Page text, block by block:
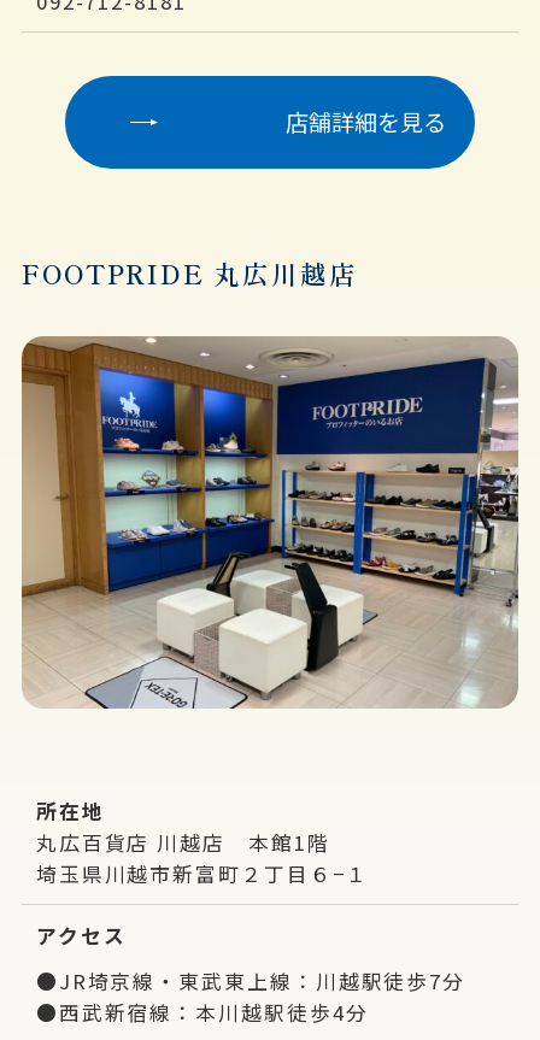
店舗詳細を見る
FOOTPRIDE 丸広川越店
所在地
丸広百貨店 川越店 本館1階
埼玉県川越市新富町２丁目６−１
アクセス
●JR埼京線・東武東上線：川越駅徒歩7分
●西武新宿線：本川越駅徒歩4分